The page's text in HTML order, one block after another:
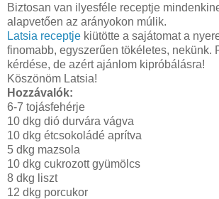
Biztosan van ilyesféle receptje
alapvetően az arányokon múlik.
Latsia receptje kiütötte a sajátomat a
finomabb, egyszerűen tökéletes, nekünk.
kérdése, de azért ajánlom kipróbálásra!
Köszönöm Latsia!
Hozzávalók:
6-7 tojásfehérje
10 dkg dió durvára vágva
10 dkg étcsokoládé aprítva
5 dkg mazsola
10 dkg cukrozott gyümölcs
8 dkg liszt
12 dkg porcukor